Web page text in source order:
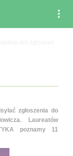
zgłoszenia do
Laureatów
poznamy 11